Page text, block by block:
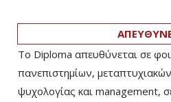
Το Diploma απευθύνεται σε
πανεπιστημίων,
ψυχολογίας και management,